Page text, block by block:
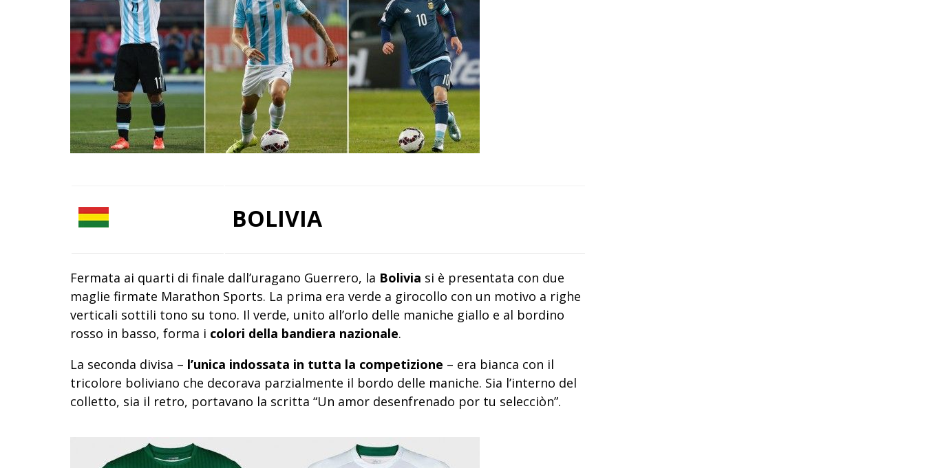
BOLIVIA
Fermata ai quarti di finale dall’uragano Guerrero, la Bolivia si è presentata con due
maglie firmate Marathon Sports. La prima era verde a girocollo con un motivo a righe
verticali sottili tono su tono. Il verde, unito all’orlo delle maniche giallo e al bordino
rosso in basso, forma i colori della bandiera nazionale.
La seconda divisa – l’unica indossata in tutta la competizione – era bianca con il
tricolore boliviano che decorava parzialmente il bordo delle maniche. Sia l’interno del
colletto, sia il retro, portavano la scritta “Un amor desenfrenado por tu selecciòn”.